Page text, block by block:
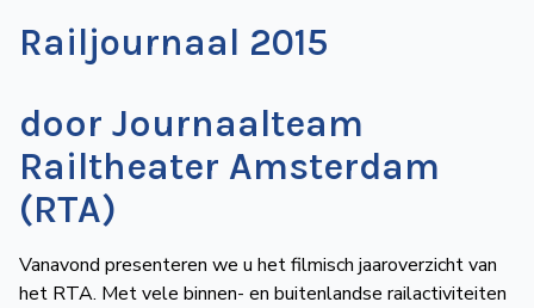
Afdelingen
Excursies
Actueel
Ons
aanbod
Over
Railjournaal 2015
door Journaalteam
Railtheater Amsterdam
(RTA)
Vanavond presenteren we u het filmisch jaaroverzicht van
het RTA. Met vele binnen- en buitenlandse railactiviteiten